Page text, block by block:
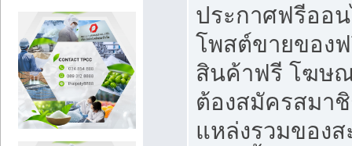
ประกาศฟรีออ
โพสต์ขายของ
สินค้าฟรี โฆษ
ต้องสมัครสมา
แหล่งรวมของ